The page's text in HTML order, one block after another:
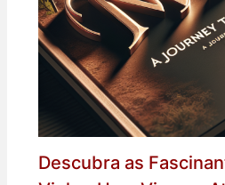
Descubra as